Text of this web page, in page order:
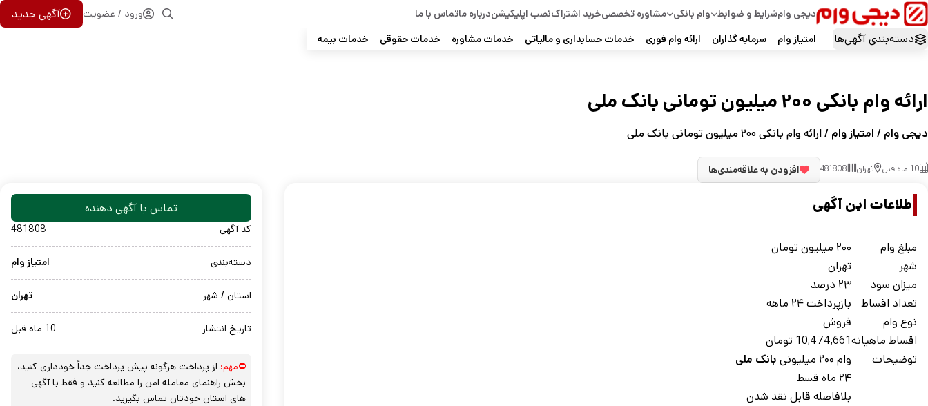
دیجی وامشرایط و ضوابط وام بانکی مشاوره تخصصیخرید اشتراکنصب اپلیکیشندرباره ماتماس با ما ورود / عضویت
آگهی جدید
دسته‌بندی آگهی‌ها
امتیاز وام سرمایه گذاران ارائه وام فوری خدمات حسابداری و مالیاتی خدمات مشاوره خدمات حقوقی خدمات بیمه
ارائه وام بانکی ۲۰۰ میلیون تومانی بانک ملی
دیجی وام / امتیاز وام / ارائه وام بانکی ۲۰۰ میلیون تومانی بانک ملی
10 ماه قبل تهران 481808 افزودن به علاقه‌مندی‌ها
اطلاعات این آگهی
مبلغ وام
۲۰۰ میلیون تومان
شهر
تهران
ميزان سود
۲۳ درصد
تعداد اقساط
بازپرداخت ۲۴ ماهه
نوع وام
فروش
اقساط ماهيانه10,474,661 تومان
توضيحات
وام ۲۰۰ میلیونی
بانک ملی
۲۴ ماه قسط
بلافاصله قابل نقد شدن
تماس با آگهی دهنده
کد آگهی 481808
دسته‌بندی امتیاز وام
استان / شهر تهران
تاریخ انتشار 10 ماه قبل
⛔مهم: از پرداخت هرگونه پیش پرداخت جداً خودداری کنید،
بخش راهنمای معامله امن را مطالعه کنید و فقط با آگهی
های استان خودتان تماس بگیرید.